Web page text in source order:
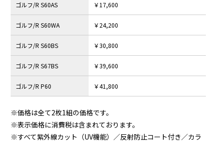
ゴルフ/R S60AS ￥17,600
ゴルフ/R S60WA ￥24,200
ゴルフ/R S60BS ￥30,800
ゴルフ/R S67BS ￥39,600
ゴルフ/R P60 ￥41,800
※価格は全て2枚1組の価格です。
※表示価格に消費税は含まれております。
※すべて紫外線カット（UV機能）／反射防止コート付き／カラ